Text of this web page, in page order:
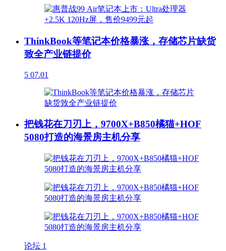
ThinkBook等笔记本价格暴涨，存储芯片缺货
致全产业链提价
5 07.01
把钱花在刀刃上，9700X+B850橘猫+HOF
5080打造的海景房主机分享
论坛 1